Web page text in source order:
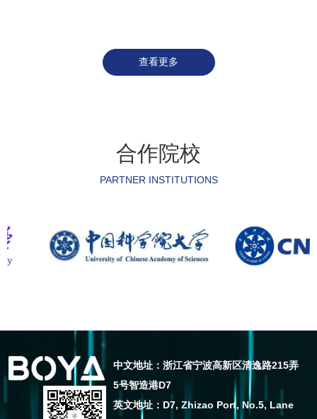
查看更多
合作院校
PARTNER INSTITUTIONS
中文地址：浙江省宁波高新区清逸路215弄
5号智造港D7
英文地址：D7, Zhizao Port, No.5, Lane